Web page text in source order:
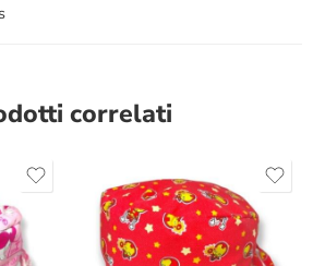
correlati